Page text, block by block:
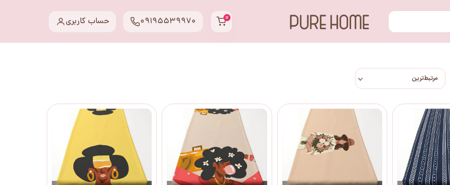
۰ حساب کاربری 09195539970
مرتبط‌ترین